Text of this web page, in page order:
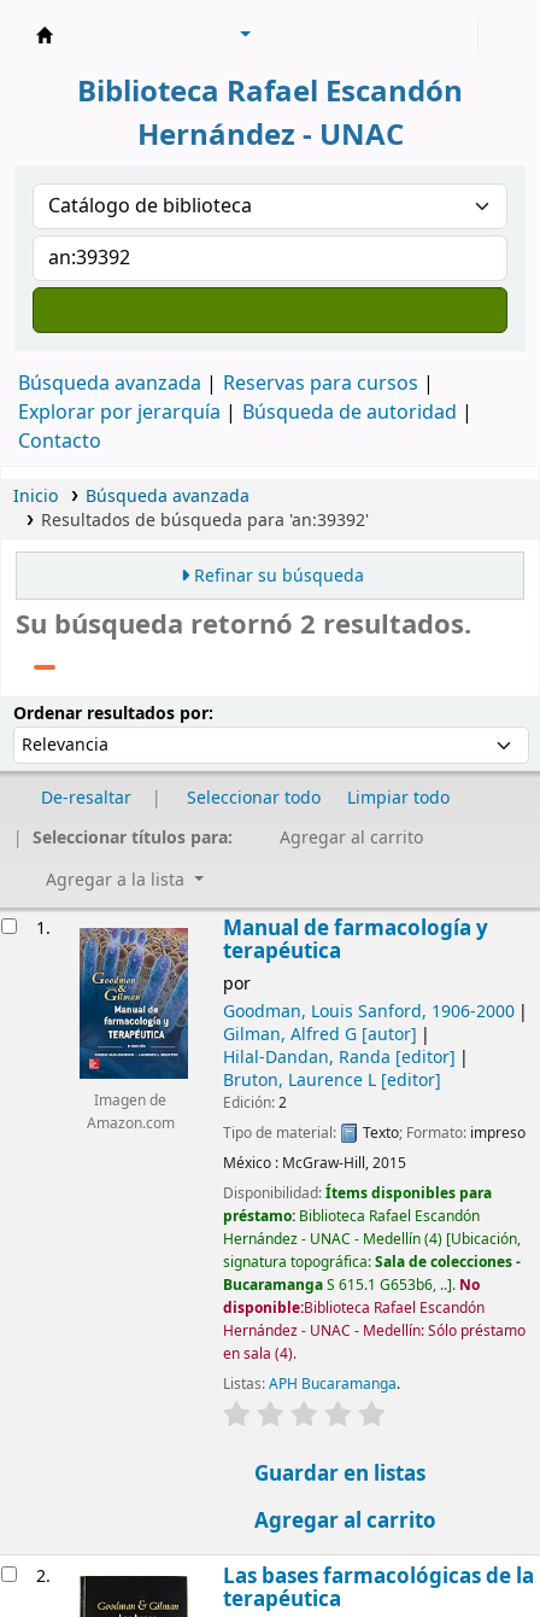
Biblioteca Rafael Escandón
Hernández - UNAC
Búsqueda avanzada
Reservas para cursos
Explorar por jerarquía
Búsqueda de autoridad
Contacto
Inicio
Búsqueda avanzada
Resultados de búsqueda para 'an:39392'
Refinar su búsqueda
Su búsqueda retornó 2 resultados.
Ordenar resultados por:
De-resaltar Seleccionar todo
Limpiar todo
Seleccionar títulos para:
Agregar al carrito
Agregar a la lista
1.
Imagen de
Amazon.com
Manual de farmacología y
terapéutica
por
Goodman, Louis Sanford, 1906-2000
Gilman, Alfred G[autor]
Hilal-Dandan, Randa [editor]
Bruton, Laurence L[editor]
Edición:2
Tipo de material:
Texto; Formato: impreso
México : McGraw-Hill,2015
Disponibilidad:Ítems disponibles para
préstamo: Biblioteca Rafael Escandón
Hernández - UNAC - Medellín(4) Ubicación,
signatura topográfica:Sala de colecciones -
BucaramangaS 615.1 G653b6, .. . No
disponible:Biblioteca Rafael Escandón
Hernández - UNAC - Medellín: Sólo préstamo
en sala (4).
Listas:APH Bucaramanga.
valoración
Guardar en listas
Agregar al carrito
2. Las bases farmacológicas de la
terapéutica